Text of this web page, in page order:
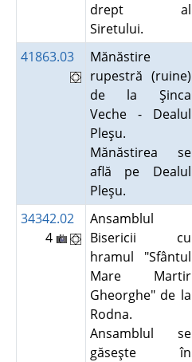
drept al
Siretului.
41863.03
Mănăstire
rupestră (ruine)
de la Şinca
Veche - Dealul
Pleşu.
Mănăstirea se
află pe Dealul
Pleşu.
34342.02
4
Ansamblul
Bisericii cu
hramul "Sfântul
Mare Martir
Gheorghe" de la
Rodna.
Ansamblul se
găseşte în